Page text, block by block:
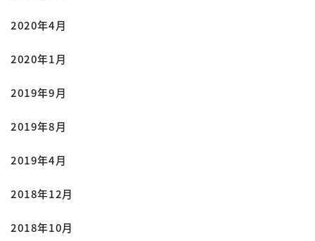
2020年4月
2020年1月
2019年9月
2019年8月
2019年4月
2018年12月
2018年10月